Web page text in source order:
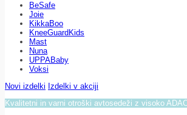
BeSafe
Joie
KikkaBoo
KneeGuardKids
Mast
Nuna
UPPABaby
Voksi
Novi izdelki Izdelki v akciji
Kvalitetni in varni otroški avtosedeži z visoko